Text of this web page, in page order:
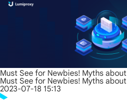
Must See for Newbies! Myths
Must See for Newbies! Myths
2023-07-18 15:13